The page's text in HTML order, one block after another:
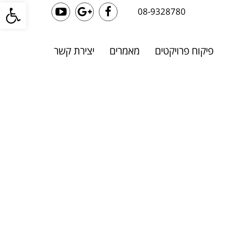
פתח 08-9328780
Facebook
Google+
YouTube
פיקוח פרויקטים מאמרים יצירת קשר